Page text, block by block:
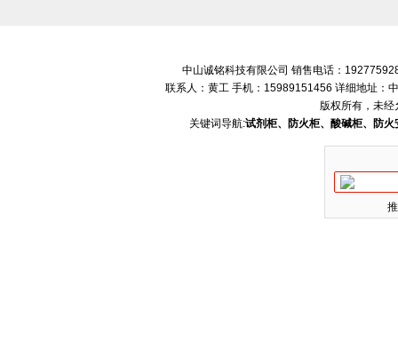
中山诚铭科技有限公司 销售电话：
联系人：黄工 手机：15989151456 详细地址：
版权所有，未经
关键词导航:试剂柜、防火柜、酸碱柜、防